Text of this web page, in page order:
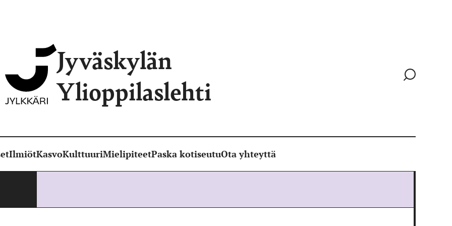
Jyväskylän
Ylioppilaslehti
Siirry
IlmiötKasvoKulttuuriMielipiteetPaska kotiseutuOta yhteyttä